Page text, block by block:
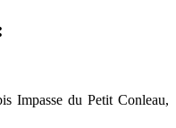
Impasse du Petit Conleau,